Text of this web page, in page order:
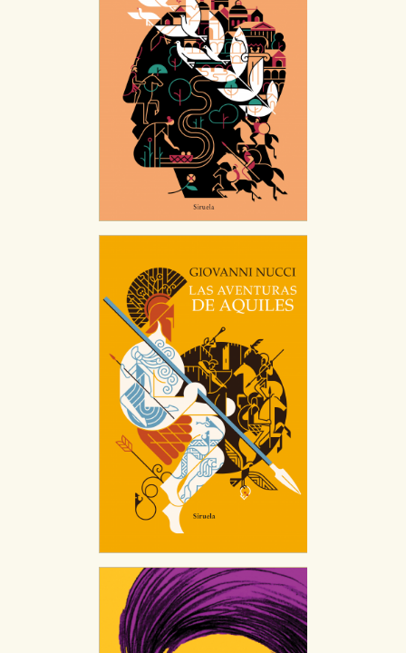
tanto, es anónima.
Cookies de publicidad y redes sociales
Estas cookies son gestionadas por nuestros socios
publicitarios y se utilizan para mostrar publicidad
relevante para sus intereses en otros sitios. No
almacenan directamente información personal sino
que se basan en la identificación única de su
navegador y dispositivo de internet.
GUARDAR CONFIGURACIÓN